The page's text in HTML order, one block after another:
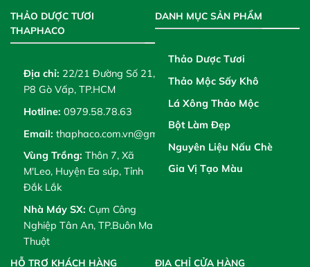
THẢO DƯỢC TƯƠI
THAPHACO
Địa chỉ: 22/21 Đường Số 21,
P8 Gò Vấp, TP.HCM
Hotline: 0979.58.78.63
Email: thaphaco.com.vn@gmail.com
Vùng Trồng: Thôn 7, Xã
M'Leo, Huyện Ea súp, Tỉnh
Đắk Lắk
Nhà Máy SX: Cụm Công
Nghiệp Tân An, TP.Buôn Ma
Thuột
DANH MỤC SẢN PHẨM
Thảo Dược Tươi
Thảo Mộc Sấy Khô
Lá Xông Thảo Mộc
Bột Làm Đẹp
Nguyên Liệu Nấu Chè
Gia Vị Tạo Màu
HỖ TRỢ KHÁCH HÀNG ĐỊA CHỈ CỬA HÀNG